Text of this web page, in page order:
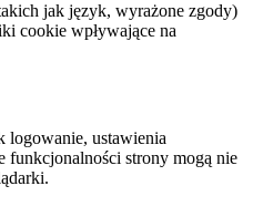
jak język, wyrażone zgody)
cookie wpływające na
logowanie, ustawienia
funkcjonalności strony mogą nie